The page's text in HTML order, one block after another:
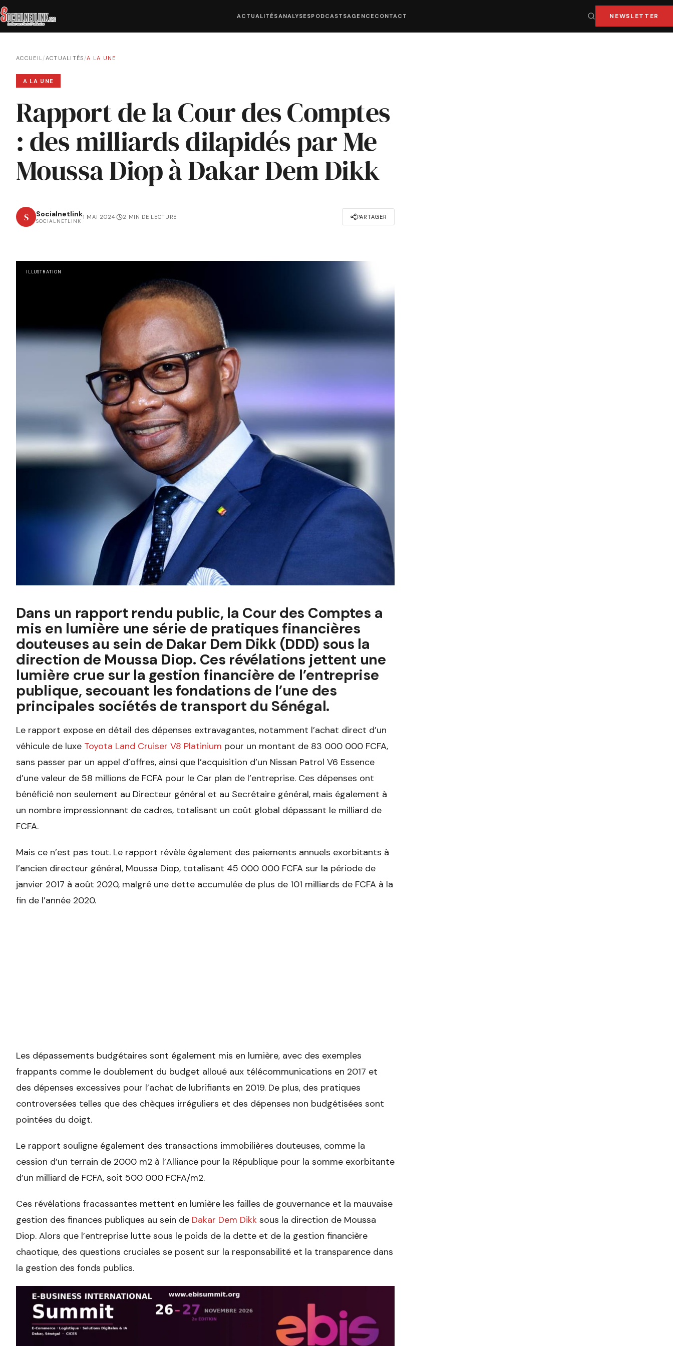
ACTUALITÉSANALYSESPODCASTSAGENCE CONTACT NEWSLETTER
ACCUEIL/ACTUALITÉS /A LA UNE
A LA UNE
Rapport de la Cour des Comptes
: des milliards dilapidés par Me
Moussa Diop à Dakar Dem Dikk
S Socialnetlink
SOCIALNETLINK
1 MAI 2024· 2 MIN DE LECTURE PARTAGER
ILLUSTRATION
Dans un rapport rendu public, la Cour des Comptes a
mis en lumière une série de pratiques financières
douteuses au sein de Dakar Dem Dikk (DDD) sous la
direction de Moussa Diop. Ces révélations jettent une
lumière crue sur la gestion financière de l’entreprise
publique, secouant les fondations de l’une des
principales sociétés de transport du Sénégal.
Le rapport expose en détail des dépenses extravagantes, notamment l’achat direct d’un
véhicule de luxe Toyota Land Cruiser V8 Platinium pour un montant de 83 000 000 FCFA,
sans passer par un appel d’offres, ainsi que l’acquisition d’un Nissan Patrol V6 Essence
d’une valeur de 58 millions de FCFA pour le Car plan de l’entreprise. Ces dépenses ont
bénéficié non seulement au Directeur général et au Secrétaire général, mais également à
un nombre impressionnant de cadres, totalisant un coût global dépassant le milliard de
FCFA.
Mais ce n’est pas tout. Le rapport révèle également des paiements annuels exorbitants à
l’ancien directeur général, Moussa Diop, totalisant 45 000 000 FCFA sur la période de
janvier 2017 à août 2020, malgré une dette accumulée de plus de 101 milliards de FCFA à la
fin de l’année 2020.
Les dépassements budgétaires sont également mis en lumière, avec des exemples
frappants comme le doublement du budget alloué aux télécommunications en 2017 et
des dépenses excessives pour l’achat de lubrifiants en 2019. De plus, des pratiques
controversées telles que des chèques irréguliers et des dépenses non budgétisées sont
pointées du doigt.
Le rapport souligne également des transactions immobilières douteuses, comme la
cession d’un terrain de 2000 m2 à l’Alliance pour la République pour la somme exorbitante
d’un milliard de FCFA, soit 500 000 FCFA/m2.
Ces révélations fracassantes mettent en lumière les failles de gouvernance et la mauvaise
gestion des finances publiques au sein de Dakar Dem Dikk sous la direction de Moussa
Diop. Alors que l’entreprise lutte sous le poids de la dette et de la gestion financière
chaotique, des questions cruciales se posent sur la responsabilité et la transparence dans
la gestion des fonds publics.